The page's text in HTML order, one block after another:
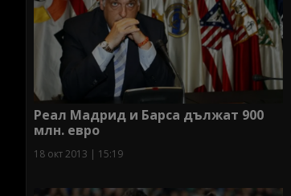
Реал Мадрид и Барса дължат 900
млн. евро
18 окт 2013 | 15:19